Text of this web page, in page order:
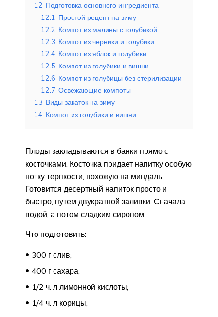
12 Подготовка основного ингредиента
12.1 Простой рецепт на зиму
12.2 Компот из малины с голубикой
12.3 Компот из черники и голубики
12.4 Компот из яблок и голубики
12.5 Компот из голубики и вишни
12.6 Компот из голубицы без стерилизации
12.7 Освежающие компоты
13 Виды закаток на зиму
14 Компот из голубики и вишни
Плоды закладываются в банки прямо с
косточками. Косточка придает напитку особую
нотку терпкости, похожую на миндаль.
Готовится десертный напиток просто и
быстро, путем двукратной заливки. Сначала
водой, а потом сладким сиропом.
Что подготовить:
300 г слив;
400 г сахара;
1/2 ч. л лимонной кислоты;
1/4 ч. л корицы;